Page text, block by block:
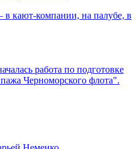
кают-компании, на палубе, в
работа по подготовке
Черноморского флота".